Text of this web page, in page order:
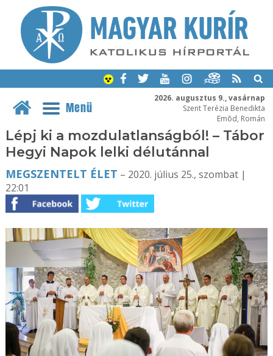
2026. augusztus 9., vasárnap
Szent Terézia Benedikta
Emõd, Román
Menü
Lépj ki a mozdulatlanságból! – Tábor
Hegyi Napok lelki délutánnal
MEGSZENTELT ÉLET – 2020. július 25., szombat |
22:01